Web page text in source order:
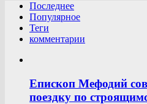
Последнее
Популярное
Теги
комментарии
Епископ Мефодий
поездку по